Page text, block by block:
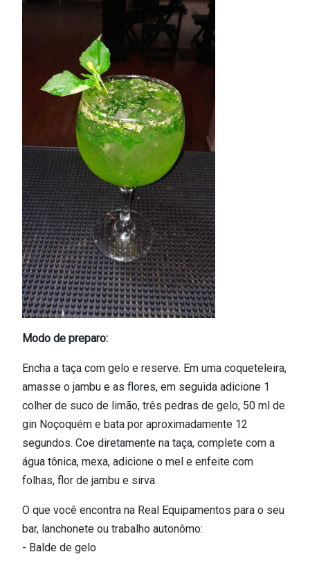
Modo de preparo:
Encha a taça com gelo e reserve. Em uma coqueteleira,
amasse o jambu e as flores, em seguida adicione 1
colher de suco de limão, três pedras de gelo, 50 ml de
gin Noçoquém e bata por aproximadamente 12
segundos. Coe diretamente na taça, complete com a
água tônica, mexa, adicione o mel e enfeite com
folhas, flor de jambu e sirva.
O que você encontra na Real Equipamentos para o seu
bar, lanchonete ou trabalho autonômo:
- Balde de gelo